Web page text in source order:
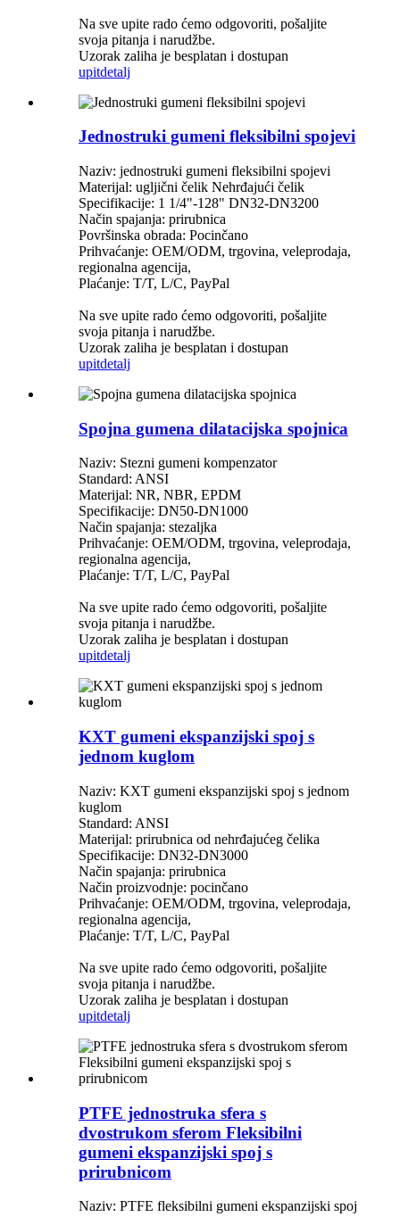
Na sve upite rado ćemo odgovoriti, pošaljite
svoja pitanja i narudžbe.
Uzorak zaliha je besplatan i dostupan
upitdetalj
Jednostruki gumeni fleksibilni spojevi
Naziv: jednostruki gumeni fleksibilni spojevi
Materijal: ugljični čelik Nehrđajući čelik
Specifikacije: 1 1/4"-128" DN32-DN3200
Način spajanja: prirubnica
Površinska obrada: Pocinčano
Prihvaćanje: OEM/ODM, trgovina, veleprodaja,
regionalna agencija,
Plaćanje: T/T, L/C, PayPal
Na sve upite rado ćemo odgovoriti, pošaljite
svoja pitanja i narudžbe.
Uzorak zaliha je besplatan i dostupan
upitdetalj
Spojna gumena dilatacijska spojnica
Naziv: Stezni gumeni kompenzator
Standard: ANSI
Materijal: NR, NBR, EPDM
Specifikacije: DN50-DN1000
Način spajanja: stezaljka
Prihvaćanje: OEM/ODM, trgovina, veleprodaja,
regionalna agencija,
Plaćanje: T/T, L/C, PayPal
Na sve upite rado ćemo odgovoriti, pošaljite
svoja pitanja i narudžbe.
Uzorak zaliha je besplatan i dostupan
upitdetalj
KXT gumeni ekspanzijski spoj s
jednom kuglom
Naziv: KXT gumeni ekspanzijski spoj s jednom
kuglom
Standard: ANSI
Materijal: prirubnica od nehrđajućeg čelika
Specifikacije: DN32-DN3000
Način spajanja: prirubnica
Način proizvodnje: pocinčano
Prihvaćanje: OEM/ODM, trgovina, veleprodaja,
regionalna agencija,
Plaćanje: T/T, L/C, PayPal
Na sve upite rado ćemo odgovoriti, pošaljite
svoja pitanja i narudžbe.
Uzorak zaliha je besplatan i dostupan
upitdetalj
PTFE jednostruka sfera s
dvostrukom sferom Fleksibilni
gumeni ekspanzijski spoj s
prirubnicom
Naziv: PTFE fleksibilni gumeni ekspanzijski spoj